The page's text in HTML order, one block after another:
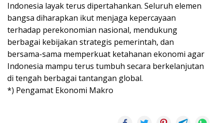
Indonesia layak terus dipertahankan. Seluruh elemen
bangsa diharapkan ikut menjaga kepercayaan
terhadap perekonomian nasional, mendukung
berbagai kebijakan strategis pemerintah, dan
bersama-sama memperkuat ketahanan ekonomi agar
Indonesia mampu terus tumbuh secara berkelanjutan
di tengah berbagai tantangan global.
*) Pengamat Ekonomi Makro